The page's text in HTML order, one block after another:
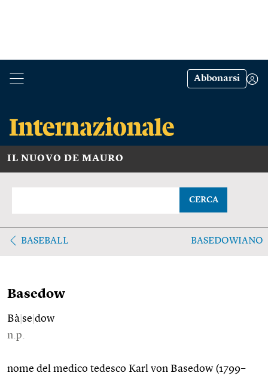
Abbonarsi
IL NUOVO DE MAURO
CERCA
BASEBALL BASEDOWIANO
Basedow
Bà se dow
n.p.
nome del medico tedesco Karl von Basedow (1799–